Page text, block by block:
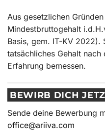
Aus gesetzlichen
Mindestbruttogehalt
Basis, gem. IT-KV 2022).
tatsächliches Gehalt
Erfahrung bemessen.
BEWIRB DICH
Sende deine Bewerbung
office@ariiva.com